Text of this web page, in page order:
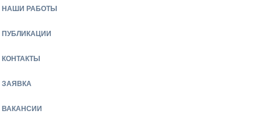
НАШИ РАБОТЫ
ПУБЛИКАЦИИ
КОНТАКТЫ
ЗАЯВКА
ВАКАНСИИ